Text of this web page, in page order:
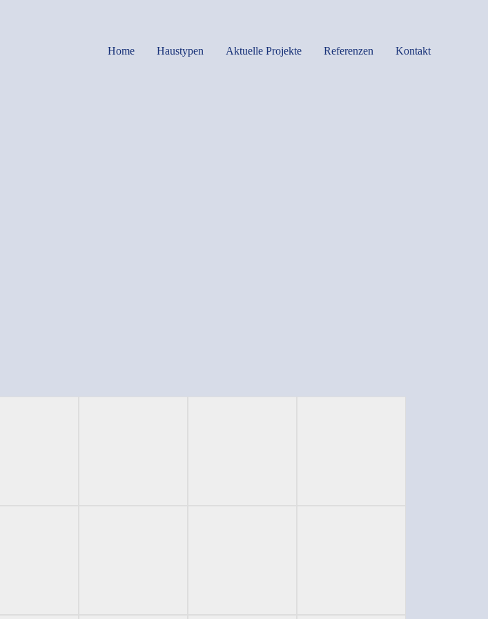
Home Haustypen Aktuelle Projekte Referenzen Kontakt